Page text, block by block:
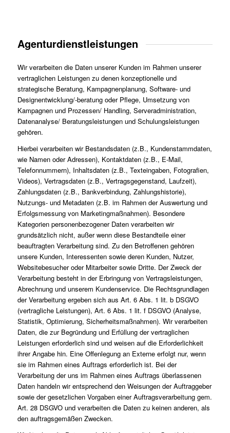
Agenturdienstleistungen
Wir verarbeiten die Daten unserer Kunden im Rahmen unserer
vertraglichen Leistungen zu denen konzeptionelle und
strategische Beratung, Kampagnenplanung, Software- und
Designentwicklung/-beratung oder Pflege, Umsetzung von
Kampagnen und Prozessen/ Handling, Serveradministration,
Datenanalyse/ Beratungsleistungen und Schulungsleistungen
gehören.
Hierbei verarbeiten wir Bestandsdaten (z.B., Kundenstammdaten,
wie Namen oder Adressen), Kontaktdaten (z.B., E-Mail,
Telefonnummern), Inhaltsdaten (z.B., Texteingaben, Fotografien,
Videos), Vertragsdaten (z.B., Vertragsgegenstand, Laufzeit),
Zahlungsdaten (z.B., Bankverbindung, Zahlungshistorie),
Nutzungs- und Metadaten (z.B. im Rahmen der Auswertung und
Erfolgsmessung von Marketingmaßnahmen). Besondere
Kategorien personenbezogener Daten verarbeiten wir
grundsätzlich nicht, außer wenn diese Bestandteile einer
beauftragten Verarbeitung sind. Zu den Betroffenen gehören
unsere Kunden, Interessenten sowie deren Kunden, Nutzer,
Websitebesucher oder Mitarbeiter sowie Dritte. Der Zweck der
Verarbeitung besteht in der Erbringung von Vertragsleistungen,
Abrechnung und unserem Kundenservice. Die Rechtsgrundlagen
der Verarbeitung ergeben sich aus Art. 6 Abs. 1 lit. b DSGVO
(vertragliche Leistungen), Art. 6 Abs. 1 lit. f DSGVO (Analyse,
Statistik, Optimierung, Sicherheitsmaßnahmen). Wir verarbeiten
Daten, die zur Begründung und Erfüllung der vertraglichen
Leistungen erforderlich sind und weisen auf die Erforderlichkeit
ihrer Angabe hin. Eine Offenlegung an Externe erfolgt nur, wenn
sie im Rahmen eines Auftrags erforderlich ist. Bei der
Verarbeitung der uns im Rahmen eines Auftrags überlassenen
Daten handeln wir entsprechend den Weisungen der Auftraggeber
sowie der gesetzlichen Vorgaben einer Auftragsverarbeitung gem.
Art. 28 DSGVO und verarbeiten die Daten zu keinen anderen, als
den auftragsgemäßen Zwecken.